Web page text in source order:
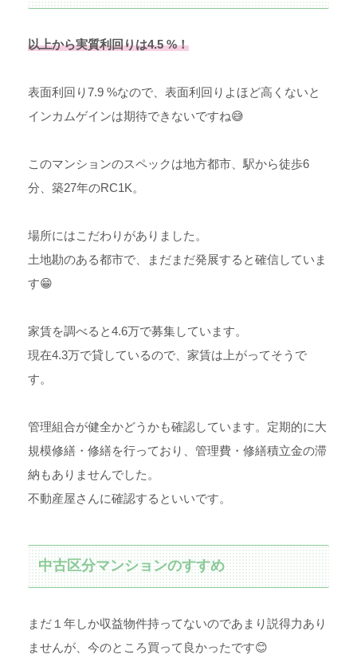
以上から実質利回りは4.5 %！
表面利回り7.9 %なので、表面利回りよほど高くないと
インカムゲインは期待できないですね😅
このマンションのスペックは地方都市、駅から徒歩6
分、築27年のRC1K。
場所にはこだわりがありました。
土地勘のある都市で、まだまだ発展すると確信していま
す😁
家賃を調べると4.6万で募集しています。
現在4.3万で貸しているので、家賃は上がってそうで
す。
管理組合が健全かどうかも確認しています。定期的に大
規模修繕・修繕を行っており、管理費・修繕積立金の滞
納もありませんでした。
不動産屋さんに確認するといいです。
中古区分マンションのすすめ
まだ１年しか収益物件持ってないのであまり説得力あり
ませんが、今のところ買って良かったです😊